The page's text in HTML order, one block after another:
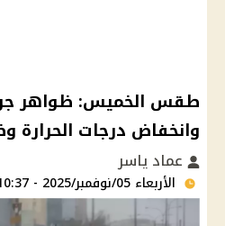
طقس الخميس: ظواهر
وانخفاض درجات الحرارة
عماد ياسر
الأربعاء 05/نوفمبر/2025 - 10:37 م